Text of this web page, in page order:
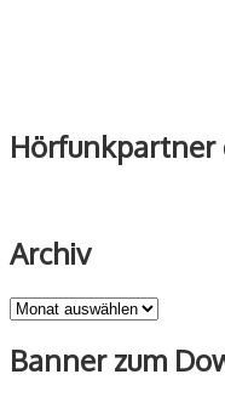
Hörfunkpartner
Archiv
Archiv
Banner zum